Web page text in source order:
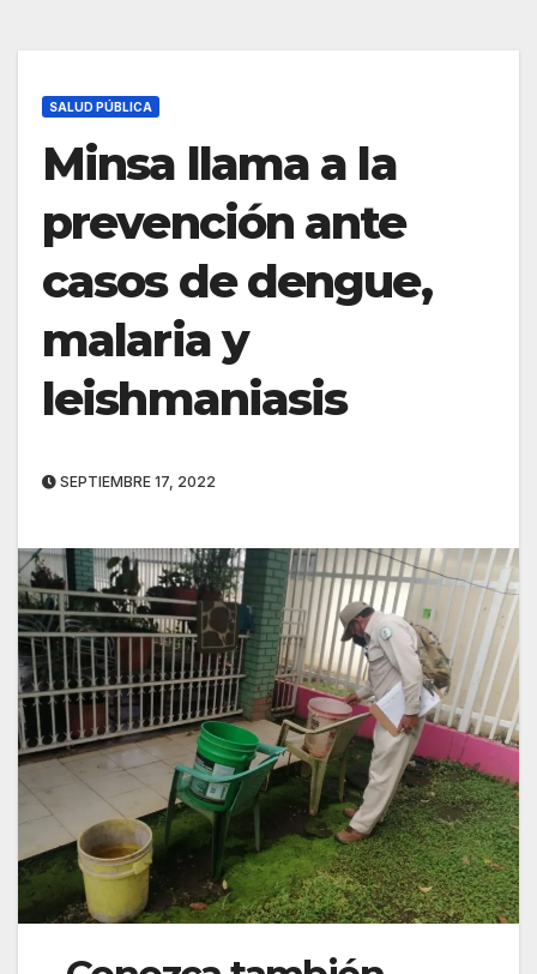
SALUD PÚBLICA
Minsa llama a la
prevención ante
casos de dengue,
malaria y
leishmaniasis
SEPTIEMBRE 17, 2022